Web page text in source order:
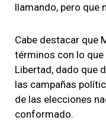
llamando, pero que
Cabe destacar que
términos con lo
Libertad, dado que
las campañas
de las elecciones
conformado.